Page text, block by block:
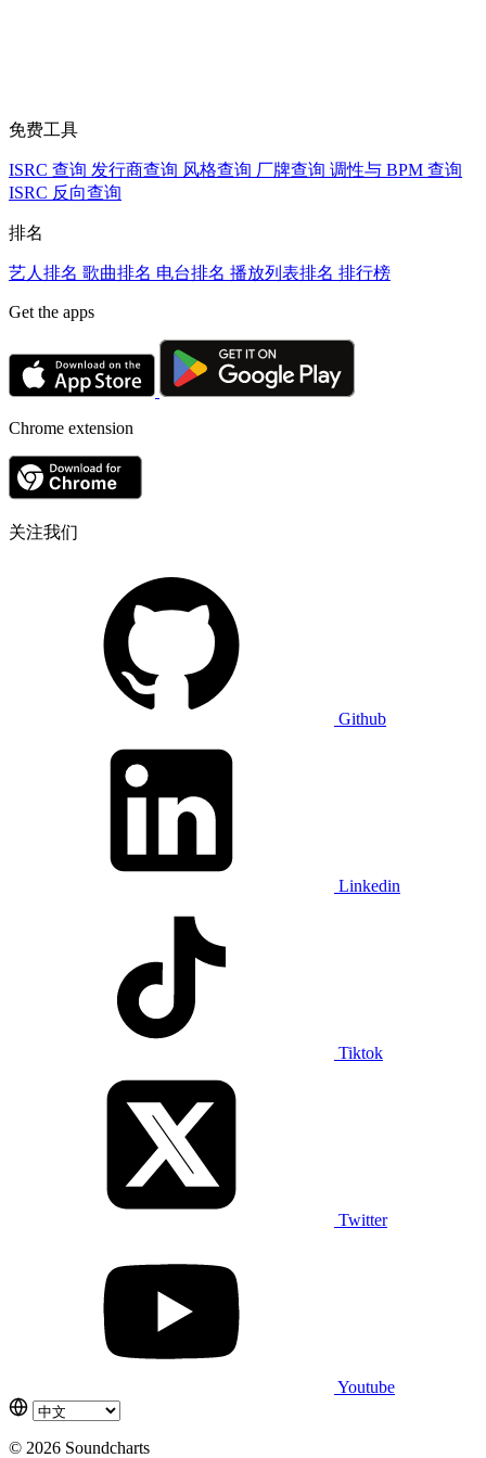
免费工具
ISRC 查询 发行商查询 风格查询 厂牌查询 调性与 BPM 查询
ISRC 反向查询
排名
艺人排名 歌曲排名 电台排名 播放列表排名 排行榜
Get the apps
Chrome extension
关注我们
Github
Linkedin
Tiktok
Twitter
Youtube
© 2026 Soundcharts